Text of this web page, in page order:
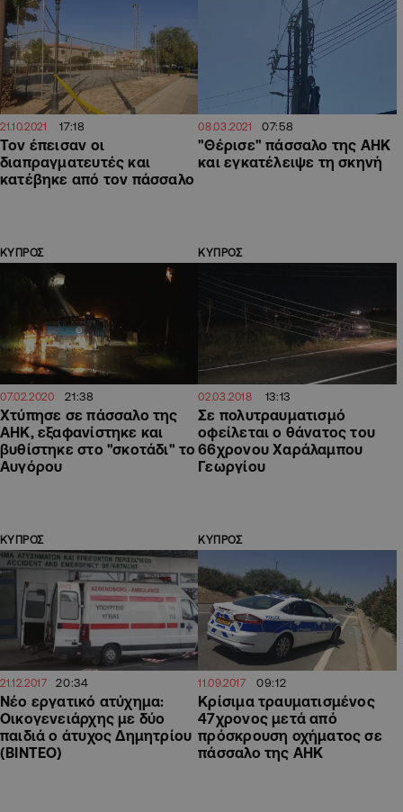
21.10.2021 17:18
Τον έπεισαν οι
διαπραγματευτές και
κατέβηκε από τον πάσσαλο
08.03.2021 07:58
"Θέρισε" πάσσαλο της ΑΗΚ
και εγκατέλειψε τη σκηνή
ΚΥΠΡΟΣ
07.02.2020 21:38
Χτύπησε σε πάσσαλο της
ΑΗΚ, εξαφανίστηκε και
βυθίστηκε στο "σκοτάδι" το
Αυγόρου
ΚΥΠΡΟΣ
02.03.2018 13:13
Σε πολυτραυματισμό
οφείλεται ο θάνατος του
66χρονου Χαράλαμπου
Γεωργίου
ΚΥΠΡΟΣ
21.12.2017 20:34
Νέο εργατικό ατύχημα:
Οικογενειάρχης με δύο
παιδιά ο άτυχος Δημητρίου
(ΒΙΝΤΕΟ)
ΚΥΠΡΟΣ
11.09.2017 09:12
Κρίσιμα τραυματισμένος
47χρονος μετά από
πρόσκρουση οχήματος σε
πάσσαλο της ΑΗΚ